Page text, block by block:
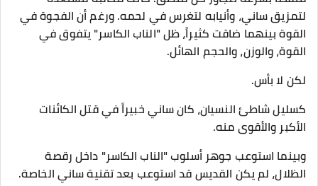
لتمزيق ساني، وأنيابه لتغرس في لحمه. ورغم أن الفجوة في
القوة بينهما ضاقت كثيراً، ظل "الناب الكاسر" يتفوق في
القوة، والوزن، والحجم الهائل.
لكن لا بأس.
كسليل شاطئ النسيان، كان ساني خبيراً في قتل الكائنات
الأكبر والأقوى منه.
وبينما استوعب جوهر أسلوب "الناب الكاسر" داخل رقصة
الظلال، لم يكن القديس قد استوعب بعد تقنية ساني الخاصة.